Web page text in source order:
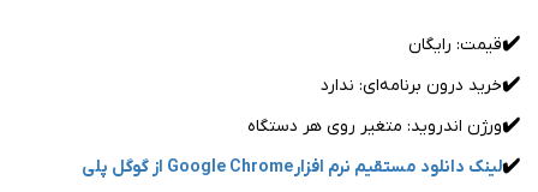
✔️قیمت: رایگان
✔️خرید درون برنامه‌ای: ندارد
✔️ورژن اندروید: متغیر روی هر دستگاه
✔️لینک دانلود مستقیم نرم افزار Google Chrome از گوگل پلی